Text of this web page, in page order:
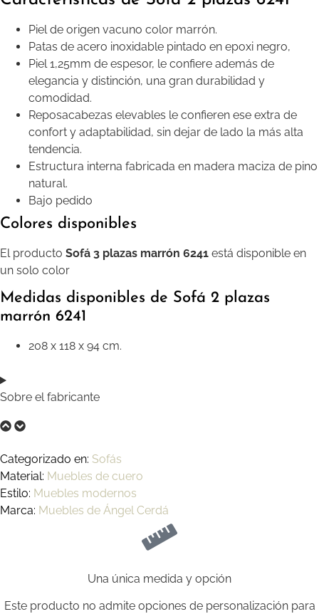
Piel de origen vacuno color marrón.
Patas de acero inoxidable pintado en epoxi negro,
Piel 1,25mm de espesor, le confiere además de
elegancia y distinción, una gran durabilidad y
comodidad.
Reposacabezas elevables le confieren ese extra de
confort y adaptabilidad, sin dejar de lado la más alta
tendencia.
Estructura interna fabricada en madera maciza de pino
natural.
Bajo pedido
Colores disponibles
El producto Sofá 3 plazas marrón 6241 está disponible en
un solo color
Medidas disponibles de Sofá 2 plazas
marrón 6241
208 x 118 x 94 cm.
Sobre el fabricante
Categorizado en: Sofás
Material: Muebles de cuero
Estilo: Muebles modernos
Marca: Muebles de Ángel Cerdá
Una única medida y opción
Este producto no admite opciones de personalización para